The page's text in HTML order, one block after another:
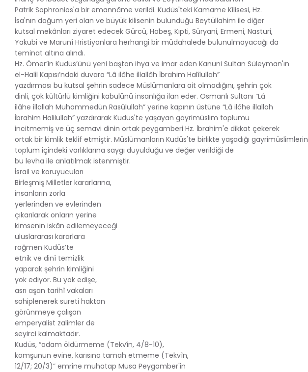
Patrik Sophronios'a bir emannâme verildi. Kudüs'teki Kamame Kilisesi, Hz.
İsa'nın doğum yeri olan ve büyük kilisenin bulunduğu Beytüllahim ile diğer
kutsal mekânları ziyaret edecek Gürcü, Habeş, Kıpti, Süryani, Ermeni, Nasturi,
Yakubi ve Marunî Hristiyanlara herhangi bir müdahalede bulunulmayacağı da
teminat altına alındı.
Hz. Ömer’in Kudüs’ünü yeni baştan ihya ve imar eden Kanuni Sultan Süleyman'ın
el-Halil Kapısı’ndaki duvara “Lâ ilâhe illallâh İbrahim Halîlullah”
yazdırması bu kutsal şehrin sadece Müslümanlara ait olmadığını, şehrin çok
dinli, çok kültürlü kimliğini kabulünü insanlığa ilan eder. Osmanlı Sultanı “Lâ
ilâhe illallah Muhammedün Rasûlullah” yerine kapının üstüne “Lâ ilâhe illallah
İbrahim Halilullah” yazdırarak Kudüs'te yaşayan gayrimüslim toplumu
incitmemiş ve üç semavi dinin ortak peygamberi Hz. İbrahim'e dikkat çekerek
ortak bir kimlik teklif etmiştir. Müslümanların Kudüs'te birlikte yaşadığı gayrimüslimlerin
toplum içindeki varlıklarına saygı duyulduğu ve değer verildiği de
bu levha ile anlatılmak istenmiştir.
İsrail ve koruyucuları
Birleşmiş Milletler kararlarına,
insanların zorla
yerlerinden ve evlerinden
çıkarılarak onların yerine
kimsenin iskân edilemeyeceği
uluslararası kararlara
rağmen Kudüs’te
etnik ve dinî temizlik
yaparak şehrin kimliğini
yok ediyor. Bu yok edişe,
asrı aşan tarihî vakaları
sahiplenerek sureti haktan
görünmeye çalışan
emperyalist zalimler de
seyirci kalmaktadır.
Kudüs, “adam öldürmeme (Tekvîn, 4/8-10),
komşunun evine, karısına tamah etmeme (Tekvîn,
12/17; 20/3)” emrine muhatap Musa Peygamber'in